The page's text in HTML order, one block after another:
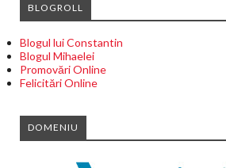
BLOGROLL
Blogul lui Constantin
Blogul Mihaelei
Promovări Online
Felicitări Online
DOMENIU